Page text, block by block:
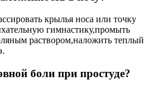
крылья носа или точку
гимнастику,промыть
раствором,наложить теплый
боли при простуде?